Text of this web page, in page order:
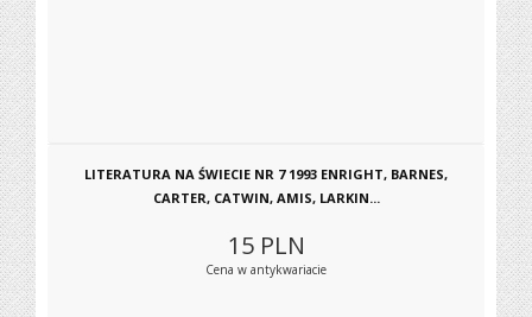
LITERATURA NA ŚWIECIE NR 7 1993 ENRIGHT, BARNES,
CARTER, CATWIN, AMIS, LARKIN...
15 PLN
Cena w antykwariacie